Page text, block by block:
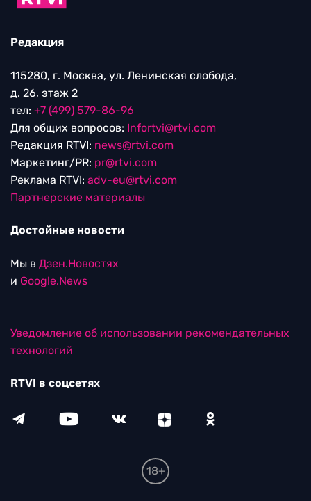
Редакция
115280, г. Москва, ул. Ленинская слобода,
д. 26, этаж 2
тел: +7 (499) 579-86-96
Для общих вопросов: Infortvi@rtvi.com
Редакция RTVI: news@rtvi.com
Маркетинг/PR: pr@rtvi.com
Реклама RTVI: adv-eu@rtvi.com
Партнерские материалы
Достойные новости
Мы в Дзен.Новостях
и Google.News
Уведомление об использовании рекомендательных
технологий
RTVI в соцсетях
18+